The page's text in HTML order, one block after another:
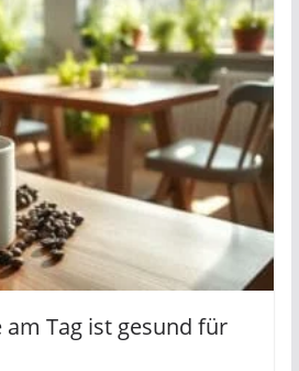
am Tag ist gesund für